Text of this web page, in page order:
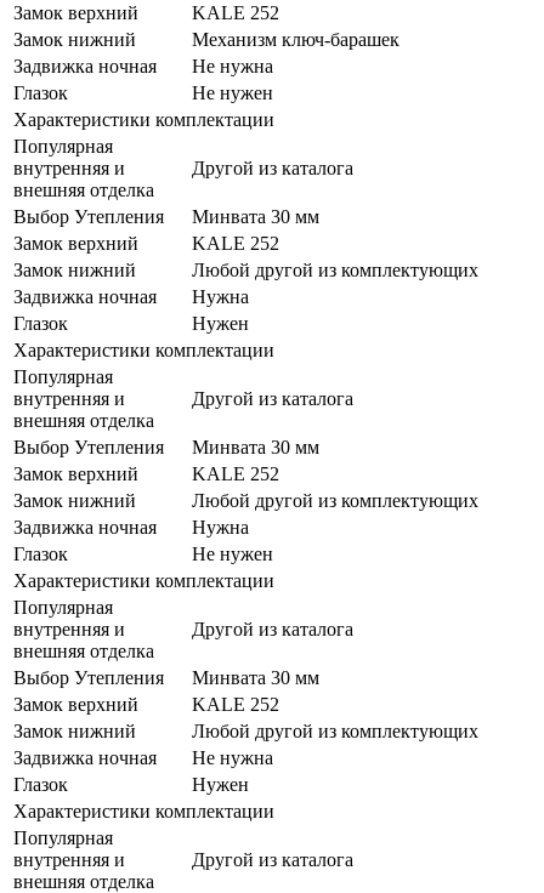
Замок верхний
KALE 252
Замок нижний
Механизм ключ-барашек
Задвижка ночная
Не нужна
Глазок
Не нужен
Характеристики комплектации
Популярная
внутренняя и
внешняя отделка
Другой из каталога
Выбор Утепления
Минвата 30 мм
Замок верхний
KALE 252
Замок нижний
Любой другой из комплектующих
Задвижка ночная
Нужна
Глазок
Нужен
Характеристики комплектации
Популярная
внутренняя и
внешняя отделка
Другой из каталога
Выбор Утепления
Минвата 30 мм
Замок верхний
KALE 252
Замок нижний
Любой другой из комплектующих
Задвижка ночная
Нужна
Глазок
Не нужен
Характеристики комплектации
Популярная
внутренняя и
внешняя отделка
Другой из каталога
Выбор Утепления
Минвата 30 мм
Замок верхний
KALE 252
Замок нижний
Любой другой из комплектующих
Задвижка ночная
Не нужна
Глазок
Нужен
Характеристики комплектации
Популярная
внутренняя и
внешняя отделка
Другой из каталога